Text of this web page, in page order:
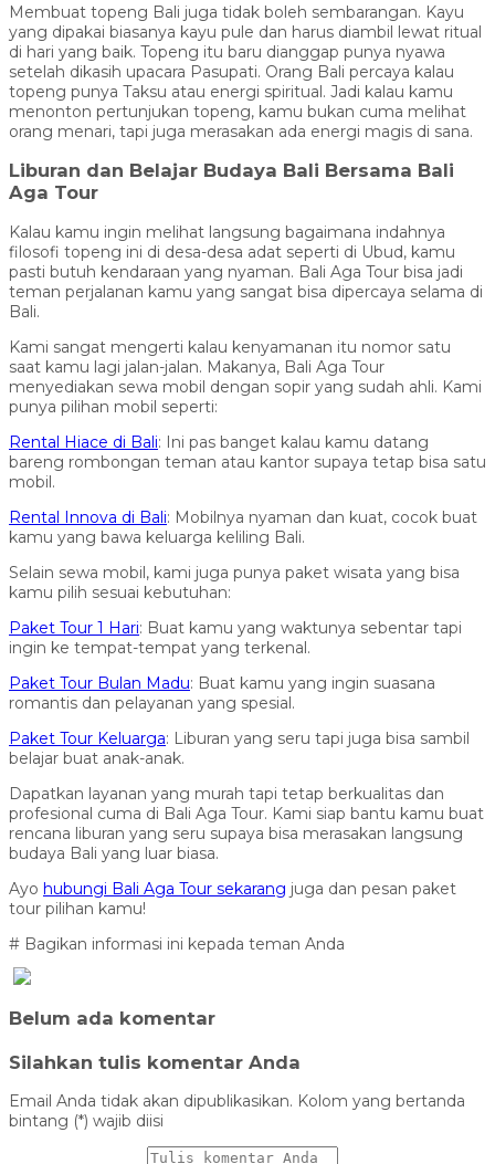
Membuat topeng Bali juga tidak boleh sembarangan. Kayu
yang dipakai biasanya kayu pule dan harus diambil lewat ritual
di hari yang baik. Topeng itu baru dianggap punya nyawa
setelah dikasih upacara Pasupati. Orang Bali percaya kalau
topeng punya Taksu atau energi spiritual. Jadi kalau kamu
menonton pertunjukan topeng, kamu bukan cuma melihat
orang menari, tapi juga merasakan ada energi magis di sana.
Liburan dan Belajar Budaya Bali Bersama Bali
Aga Tour
Kalau kamu ingin melihat langsung bagaimana indahnya
filosofi topeng ini di desa-desa adat seperti di Ubud, kamu
pasti butuh kendaraan yang nyaman. Bali Aga Tour bisa jadi
teman perjalanan kamu yang sangat bisa dipercaya selama di
Bali.
Kami sangat mengerti kalau kenyamanan itu nomor satu
saat kamu lagi jalan-jalan. Makanya, Bali Aga Tour
menyediakan sewa mobil dengan sopir yang sudah ahli. Kami
punya pilihan mobil seperti:
Rental Hiace di Bali: Ini pas banget kalau kamu datang
bareng rombongan teman atau kantor supaya tetap bisa satu
mobil.
Rental Innova di Bali: Mobilnya nyaman dan kuat, cocok buat
kamu yang bawa keluarga keliling Bali.
Selain sewa mobil, kami juga punya paket wisata yang bisa
kamu pilih sesuai kebutuhan:
Paket Tour 1 Hari: Buat kamu yang waktunya sebentar tapi
ingin ke tempat-tempat yang terkenal.
Paket Tour Bulan Madu: Buat kamu yang ingin suasana
romantis dan pelayanan yang spesial.
Paket Tour Keluarga: Liburan yang seru tapi juga bisa sambil
belajar buat anak-anak.
Dapatkan layanan yang murah tapi tetap berkualitas dan
profesional cuma di Bali Aga Tour. Kami siap bantu kamu buat
rencana liburan yang seru supaya bisa merasakan langsung
budaya Bali yang luar biasa.
Ayo hubungi Bali Aga Tour sekarang juga dan pesan paket
tour pilihan kamu!
# Bagikan informasi ini kepada teman Anda
Belum ada komentar
Silahkan tulis komentar Anda
Email Anda tidak akan dipublikasikan. Kolom yang bertanda
bintang (*) wajib diisi